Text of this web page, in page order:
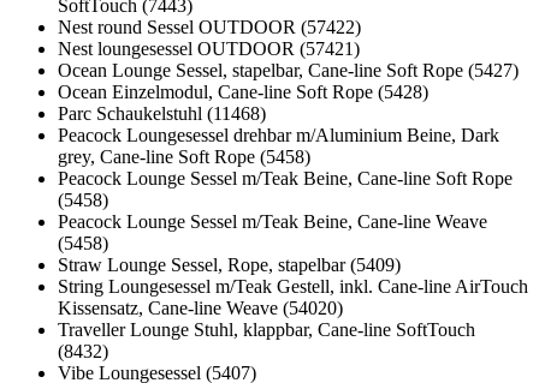
SoftTouch (7443)
Nest round Sessel OUTDOOR (57422)
Nest loungesessel OUTDOOR (57421)
Ocean Lounge Sessel, stapelbar, Cane-line Soft Rope (5427)
Ocean Einzelmodul, Cane-line Soft Rope (5428)
Parc Schaukelstuhl (11468)
Peacock Loungesessel drehbar m/Aluminium Beine, Dark
grey, Cane-line Soft Rope (5458)
Peacock Lounge Sessel m/Teak Beine, Cane-line Soft Rope
(5458)
Peacock Lounge Sessel m/Teak Beine, Cane-line Weave
(5458)
Straw Lounge Sessel, Rope, stapelbar (5409)
String Loungesessel m/Teak Gestell, inkl. Cane-line AirTouch
Kissensatz, Cane-line Weave (54020)
Traveller Lounge Stuhl, klappbar, Cane-line SoftTouch
(8432)
Vibe Loungesessel (5407)